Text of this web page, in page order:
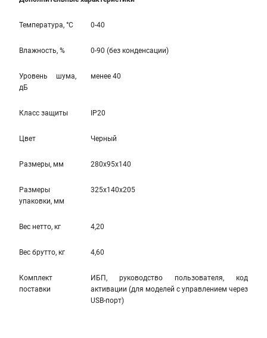
Температура, °С 0-40
Влажность, % 0-90 (без конденсации)
Уровень шума,
дБ
менее 40
Класс защиты IP20
Цвет Черный
Размеры, мм 280x95x140
Размеры
упаковки, мм
325x140x205
Вес нетто, кг 4,20
Вес брутто, кг 4,60
Комплект
поставки
ИБП, руководство пользователя, код
активации (для моделей с управлением через
USB-порт)